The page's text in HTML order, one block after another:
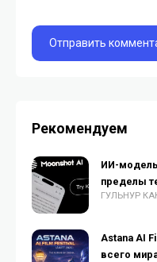
Рекомендуем
ИИ-
пределы
ГУЛЬНУР
Astana AI
всего